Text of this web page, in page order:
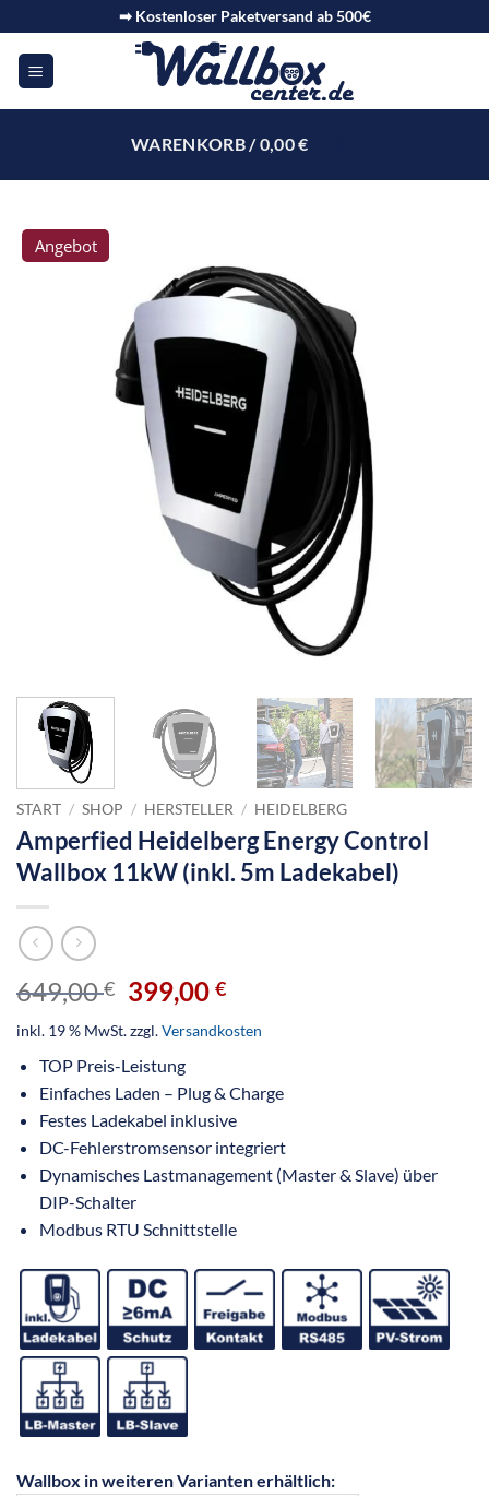
➡ Kostenloser Paketversand ab 500€
WARENKORB /0,00€
Angebot
START / SHOP / HERSTELLER / HEIDELBERG
Amperfied Heidelberg Energy Control
Wallbox 11kW (inkl. 5m Ladekabel)
649,00€ 399,00€
inkl. 19 % MwSt.zzgl.Versandkosten
TOP Preis-Leistung
Einfaches Laden – Plug & Charge
Festes Ladekabel inklusive
DC-Fehlerstromsensor integriert
Dynamisches Lastmanagement (Master & Slave) über
DIP-Schalter
Modbus RTU Schnittstelle
Wallbox in weiteren Varianten erhältlich: